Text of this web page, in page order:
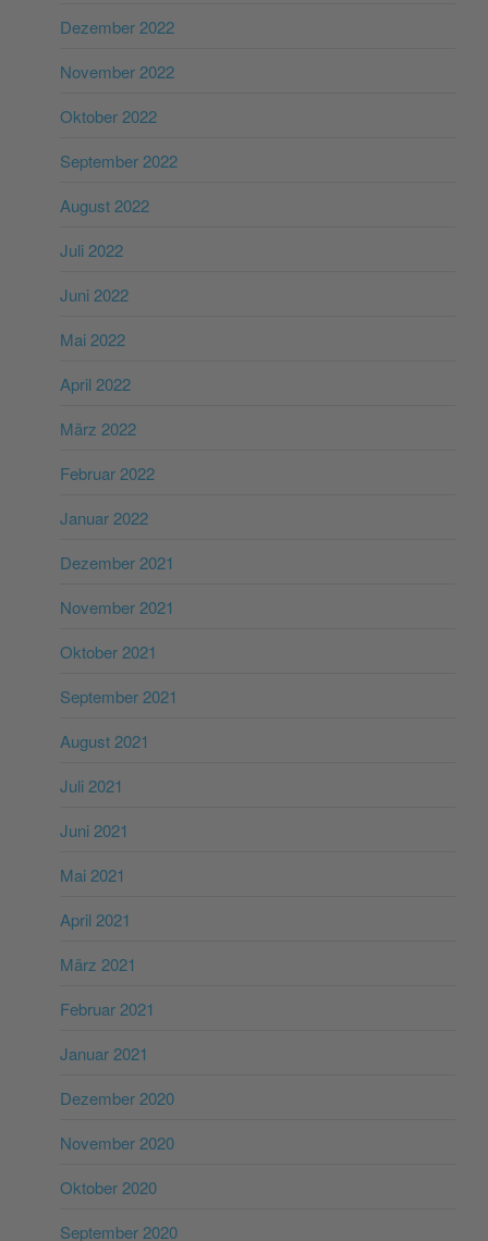
Dezember 2022
November 2022
Oktober 2022
September 2022
August 2022
Juli 2022
Juni 2022
Mai 2022
April 2022
März 2022
Februar 2022
Januar 2022
Dezember 2021
November 2021
Oktober 2021
September 2021
August 2021
Juli 2021
Juni 2021
Mai 2021
April 2021
März 2021
Februar 2021
Januar 2021
Dezember 2020
November 2020
Oktober 2020
September 2020